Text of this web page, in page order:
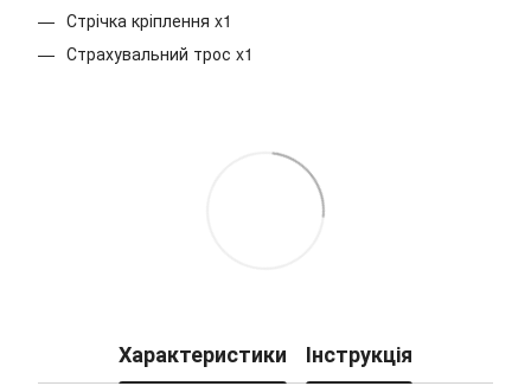
Стрічка кріплення x1
Страхувальний трос x1
Характеристики Інструкція